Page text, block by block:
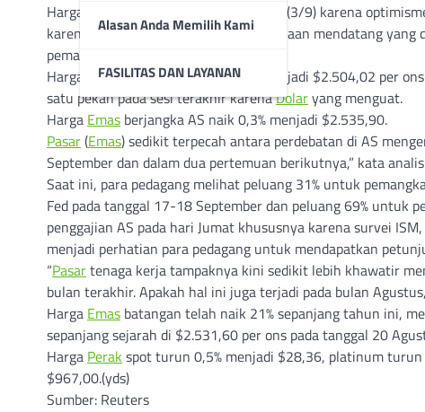
Alasan Anda Memilih Kami
FASILITAS DAN LAYANAN
Harga naik tipis pada hari Selasa (3/9) karena
karena perhatian beralih ke data pekerjaan mendatang
pemangkasan
Harga
Emasspot naik sekitar 0,2% menjadi $2.504,02 per
satu pekan pada sesi terakhir karenaDolaryang menguat.
Harga Emas berjangka AS naik 0,3% menjadi $2.535,90.
Pasar(Emas) sedikit terpecah antara perdebatan di AS
September dan dalam dua pertemuan berikutnya,” kata
Saat ini, para pedagang melihat peluang 31% untuk
Fed pada tanggal 17-18 September dan peluang 69% untuk
penggajian AS pada hari Jumat khususnya karena survei
menjadi perhatian para pedagang untuk mendapatkan
“Pasartenaga kerja tampaknya kini sedikit lebih khawatir
bulan terakhir. Apakah hal ini juga terjadi pada bulan
Harga Emas batangan telah naik 21% sepanjang tahun ini,
sepanjang sejarah di $2.531,60 per ons pada tanggal 20
Harga Perak spot turun 0,5% menjadi $28,36, platinum
$967,00.(yds)
Sumber: Reuters